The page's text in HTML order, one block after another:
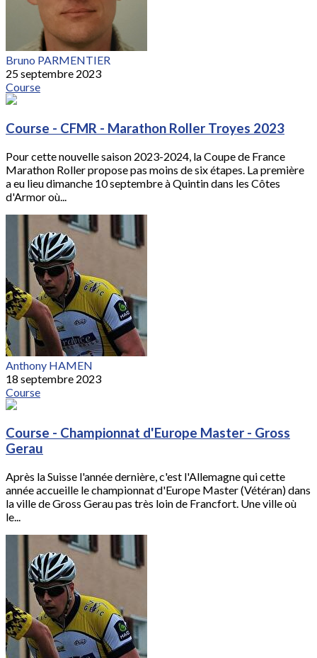
Bruno PARMENTIER
25 septembre 2023
Course
Course - CFMR - Marathon Roller Troyes 2023
Pour cette nouvelle saison 2023-2024, la Coupe de France
Marathon Roller propose pas moins de six étapes. La première
a eu lieu dimanche 10 septembre à Quintin dans les Côtes
d'Armor où...
Anthony HAMEN
18 septembre 2023
Course
Course - Championnat d'Europe Master - Gross
Gerau
Après la Suisse l'année dernière, c'est l'Allemagne qui cette
année accueille le championnat d'Europe Master (Vétéran) dans
la ville de Gross Gerau pas très loin de Francfort. Une ville où
le...